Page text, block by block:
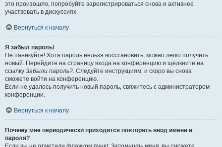
это произошло, попробуйте зарегистрироваться снова и активнее
участвовать в дискуссиях.
Вернуться к началу
Я забыл пароль!
Не паникуйте! Хотя пароль нельзя восстановить, можно легко получить
новый. Перейдите на страницу входа на конференцию и щёлкните на
ссылку Забыли пароль?. Следуйте инструкциям, и скоро вы снова
сможете войти на конференцию.
Если не удалось получить новый пароль, свяжитесь с администратором
конференции.
Вернуться к началу
Почему мне периодически приходится повторять ввод имени и
пароля?